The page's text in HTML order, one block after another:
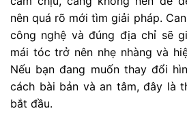
nên quá rõ mới tìm giải pháp.
công nghệ và đúng địa chỉ sẽ
mái tóc trở nên nhẹ nhàng và
Nếu bạn đang muốn thay đổi
cách bài bản và an tâm, đây là
bắt đầu.